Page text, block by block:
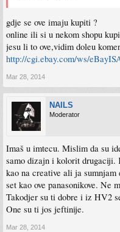
gdje se ove imaju kupiti ?
online ili si u nekom shopu
jesu li to ove,vidim doleu
http://cgi.ebay.com/ws/
Mar 28, 2014
NAILS
Moderator
Imaš u imtecu. Mislim da su
samo dizajn i kolorit drugaciji.
kao na creative ali ja
set kao ove panasonikove. Ne
Takodjer su ti dobre i iz HV2
One su ti jos jeftinije.
Mar 28, 2014